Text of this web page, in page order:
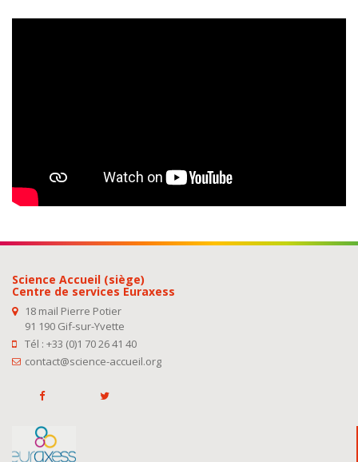
Science Accueil (siège)
Centre de services Euraxess
18 mail Pierre Potier
91 190 Gif-sur-Yvette
Tél : +33 (0)1 70 26 41 40
contact@science-accueil.org